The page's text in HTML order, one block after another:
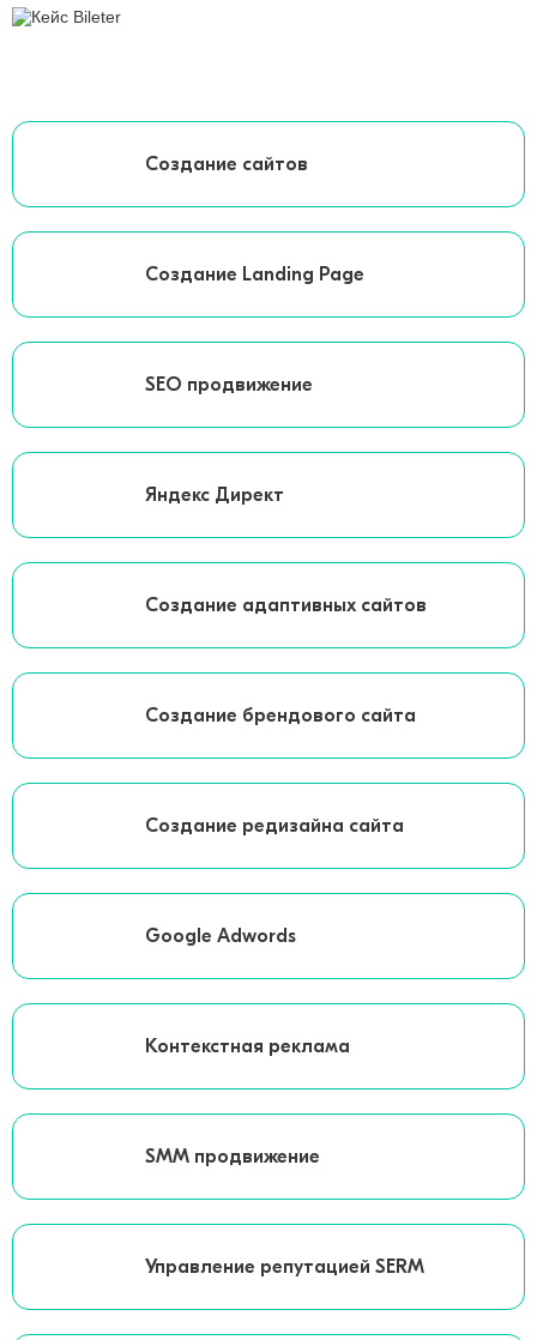
Создание сайтов
Создание Landing Page
SEO продвижение
Яндекс Директ
Создание адаптивных сайтов
Создание брендового сайта
Создание редизайна сайта
Google Adwords
Контекстная реклама
SMM продвижение
Управление репутацией SERM